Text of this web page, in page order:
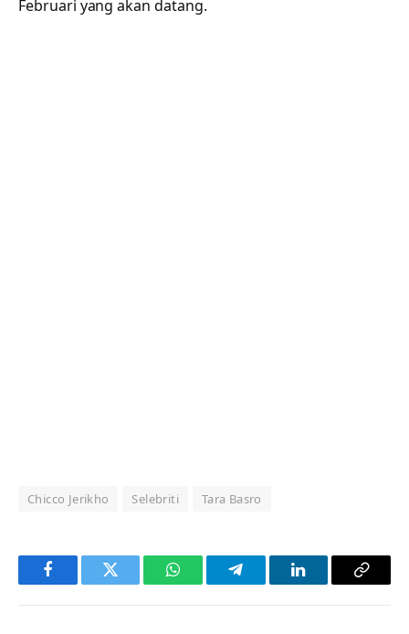
Februari yang akan datang.
Chicco Jerikho Selebriti Tara Basro
FacebookTwitter WhatsAppTelegramLinkedInCopy